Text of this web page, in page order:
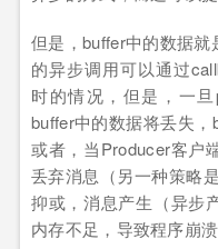
但是，buffer中的数据
的异步调用可以通过
时的情况，但是，一
buffer中的数据将丢失
或者，当Producer客户
丢弃消息（另一种策略
抑或，消息产生（异步
内存不足，导致程序崩溃